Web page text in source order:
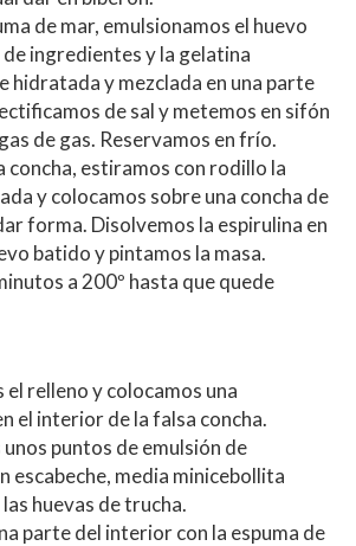
de mar, emulsionamos el huevo
ingredientes y la gelatina
hidratada y mezclada en una parte
de sal y metemos en sifón
de gas. Reservamos en frío.
concha, estiramos con rodillo la
y colocamos sobre una concha de
forma. Disolvemos la espirulina en
batido y pintamos la masa.
a 200º hasta que quede
el relleno y colocamos una
el interior de la falsa concha.
puntos de emulsión de
escabeche, media minicebollita
huevas de trucha.
parte del interior con la espuma de